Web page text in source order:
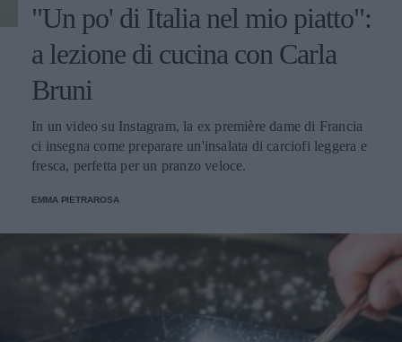
"Un po' di Italia nel mio piatto":
a lezione di cucina con Carla
Bruni
In un video su Instagram, la ex première dame di Francia
ci insegna come preparare un'insalata di carciofi leggera e
fresca, perfetta per un pranzo veloce.
EMMA PIETRAROSA